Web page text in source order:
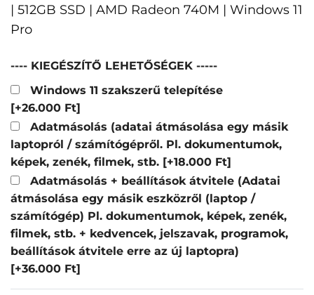
| 512GB SSD | AMD Radeon 740M | Windows 11
Pro
---- KIEGÉSZÍTŐ LEHETŐSÉGEK -----
Windows 11 szakszerű telepítése
[+26.000 Ft]
Adatmásolás (adatai átmásolása egy másik
laptopról / számítógépről. Pl. dokumentumok,
képek, zenék, filmek, stb. [+18.000 Ft]
Adatmásolás + beállítások átvitele (Adatai
átmásolása egy másik eszközről (laptop /
számítógép) Pl. dokumentumok, képek, zenék,
filmek, stb. + kedvencek, jelszavak, programok,
beállítások átvitele erre az új laptopra)
[+36.000 Ft]